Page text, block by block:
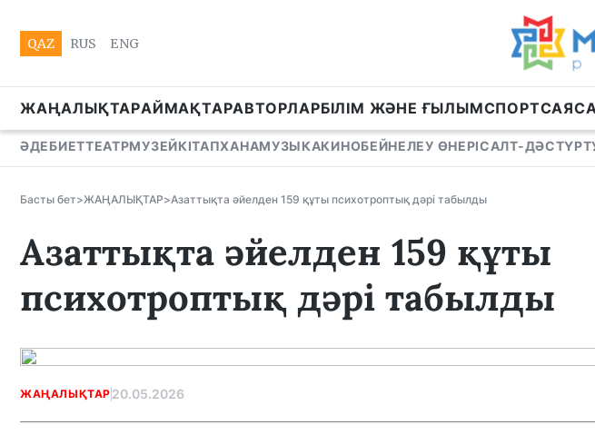
QAZ RUS ENG
ЖАҢАЛЫҚТАРАЙМАҚТАРАВТОРЛАРБІЛІМ ЖӘНЕ ҒЫЛЫМСПОРТ
ӘДЕБИЕТТЕАТРМУЗЕЙКІТАПХАНАМУЗЫКАКИНОБЕЙНЕЛЕУ ӨНЕРІСАЛТ-ДӘСТҮР
Басты бет>ЖАҢАЛЫҚТАР>Азаттықта әйелден 159 құты психотроптық дәрі табылды
Азаттықта әйелден 159 құты
психотроптық дәрі табылды
ЖАҢАЛЫҚТАР 20.05.2026